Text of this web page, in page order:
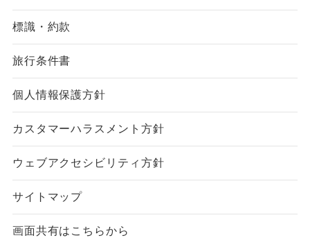
標識・約款
旅行条件書
個人情報保護方針
カスタマーハラスメント方針
ウェブアクセシビリティ方針
サイトマップ
画面共有はこちらから